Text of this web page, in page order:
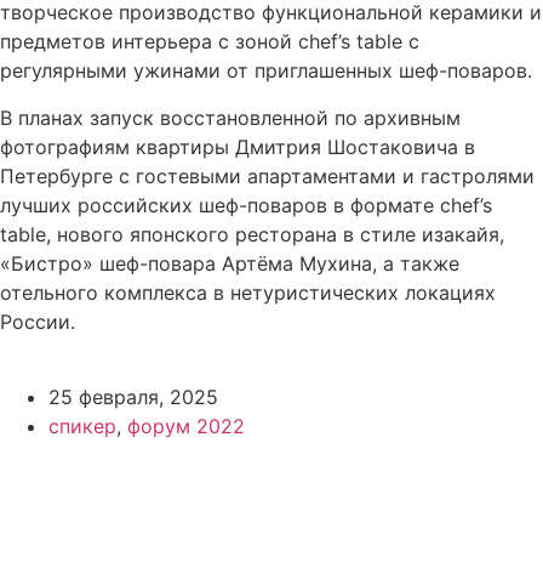
творческое производство функциональной керамики и
предметов интерьера с зоной chef’s table с
регулярными ужинами от приглашенных шеф-поваров.
В планах запуск восстановленной по архивным
фотографиям квартиры Дмитрия Шостаковича в
Петербурге с гостевыми апартаментами и гастролями
лучших российских шеф-поваров в формате chef’s
table, нового японского ресторана в стиле изакайя,
«Бистро» шеф-повара Артёма Мухина, а также
отельного комплекса в нетуристических локациях
России.
25 февраля, 2025
спикер, форум 2022